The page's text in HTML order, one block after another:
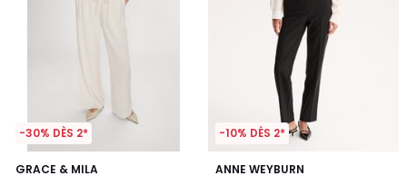
-30% DÈS 2*
GRACE & MILA
3
-10% DÈS 2*
ANNE WEYBURN
4